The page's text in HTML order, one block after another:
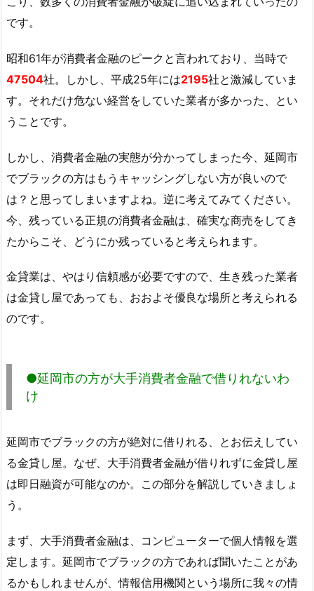
です。
昭和61年が消費者金融のピークと言われており、当時で
47504社。しかし、平成25年には2195社と激減していま
す。それだけ危ない経営をしていた業者が多かった、とい
うことです。
しかし、消費者金融の実態が分かってしまった今、延岡市
でブラックの方はもうキャッシングしない方が良いので
は？と思ってしまいますよね。逆に考えてみてください。
今、残っている正規の消費者金融は、確実な商売をしてき
たからこそ、どうにか残っていると考えられます。
金貸業は、やはり信頼感が必要ですので、生き残った業者
は金貸し屋であっても、おおよそ優良な場所と考えられる
のです。
●延岡市の方が大手消費者金融で借りれないわ
け
延岡市でブラックの方が絶対に借りれる、とお伝えしてい
る金貸し屋。なぜ、大手消費者金融が借りれずに金貸し屋
は即日融資が可能なのか。この部分を解説していきましょ
う。
まず、大手消費者金融は、コンピューターで個人情報を選
定します。延岡市でブラックの方であれば聞いたことがあ
るかもしれませんが、情報信用機関という場所に我々の情